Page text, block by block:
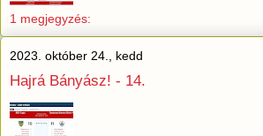
1 megjegyzés:
2023. október 24., kedd
Hajrá Bányász! - 14.